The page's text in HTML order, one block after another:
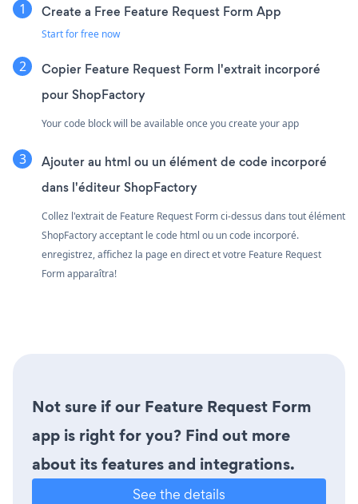
Create a Free Feature Request Form App
Start for free now
Copier Feature Request Form l'extrait incorporé
pour ShopFactory
Your code block will be available once you create your app
Ajouter au html ou un élément de code incorporé
dans l'éditeur ShopFactory
Collez l'extrait de Feature Request Form ci-dessus dans tout élément
ShopFactory acceptant le code html ou un code incorporé.
enregistrez, affichez la page en direct et votre Feature Request
Form apparaîtra!
Not sure if our Feature Request Form
app is right for you? Find out more
about its features and integrations.
See the details